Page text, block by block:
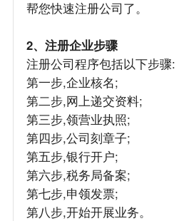
帮您快速注册公司了。
2、注册企业步骤
注册公司程序包括以下步骤:
第一步,企业核名;
第二步,网上递交资料;
第三步,领营业执照;
第四步,公司刻章子;
第五步,银行开户;
第六步,税务局备案;
第七步,申领发票;
第八步,开始开展业务。